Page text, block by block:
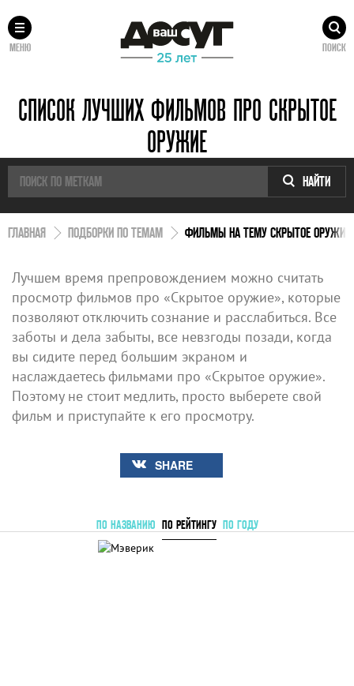
МЕНЮ ПОИСК
СПИСОК ЛУЧШИХ ФИЛЬМОВ ПРО СКРЫТОЕ
ОРУЖИЕ
НАЙТИ
ГЛАВНАЯ ПОДБОРКИ ПО ТЕМАМ ФИЛЬМЫ НА ТЕМУ СКРЫТОЕ ОРУЖИЕ
Лучшем время препровождением можно считать
просмотр фильмов про «Скрытое оружие», которые
позволяют отключить сознание и расслабиться. Все
заботы и дела забыты, все невзгоды позади, когда
вы сидите перед большим экраном и
наслаждаетесь фильмами про «Скрытое оружие».
Поэтому не стоит медлить, просто выберете свой
фильм и приступайте к его просмотру.
SHARE
ПО НАЗВАНИЮ ПО РЕЙТИНГУ ПО ГОДУ